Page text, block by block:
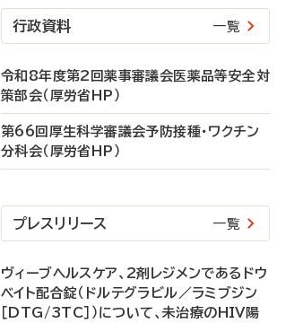
行政資料 一覧
令和8年度第2回薬事審議会医薬品等安全対
策部会（厚労省HP）
第66回厚生科学審議会予防接種・ワクチン
分科会（厚労省HP）
プレスリリース 一覧
ヴィーブヘルスケア、2剤レジメンであるドウ
ベイト配合錠（ドルテグラビル／ラミブジン
［DTG/3TC］）について、未治療のHIV陽